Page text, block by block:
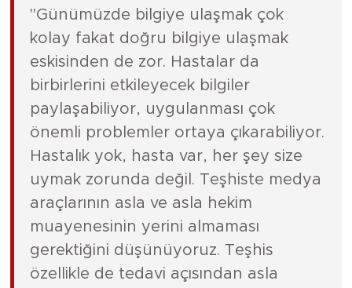
"Günümüzde bilgiye ulaşmak çok
kolay fakat doğru bilgiye ulaşmak
eskisinden de zor. Hastalar da
birbirlerini etkileyecek bilgiler
paylaşabiliyor, uygulanması çok
önemli problemler ortaya çıkarabiliyor.
Hastalık yok, hasta var, her şey size
uymak zorunda değil. Teşhiste medya
araçlarının asla ve asla hekim
muayenesinin yerini almaması
gerektiğini düşünüyoruz. Teşhis
özellikle de tedavi açısından asla